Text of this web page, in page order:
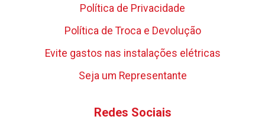
Política de Privacidade
Política de Troca e Devolução
Evite gastos nas instalações elétricas
Seja um Representante
Redes Sociais